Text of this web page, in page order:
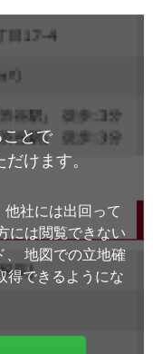
とで
けます。
社には出回って
には閲覧できない
地図での立地確
得できるようにな